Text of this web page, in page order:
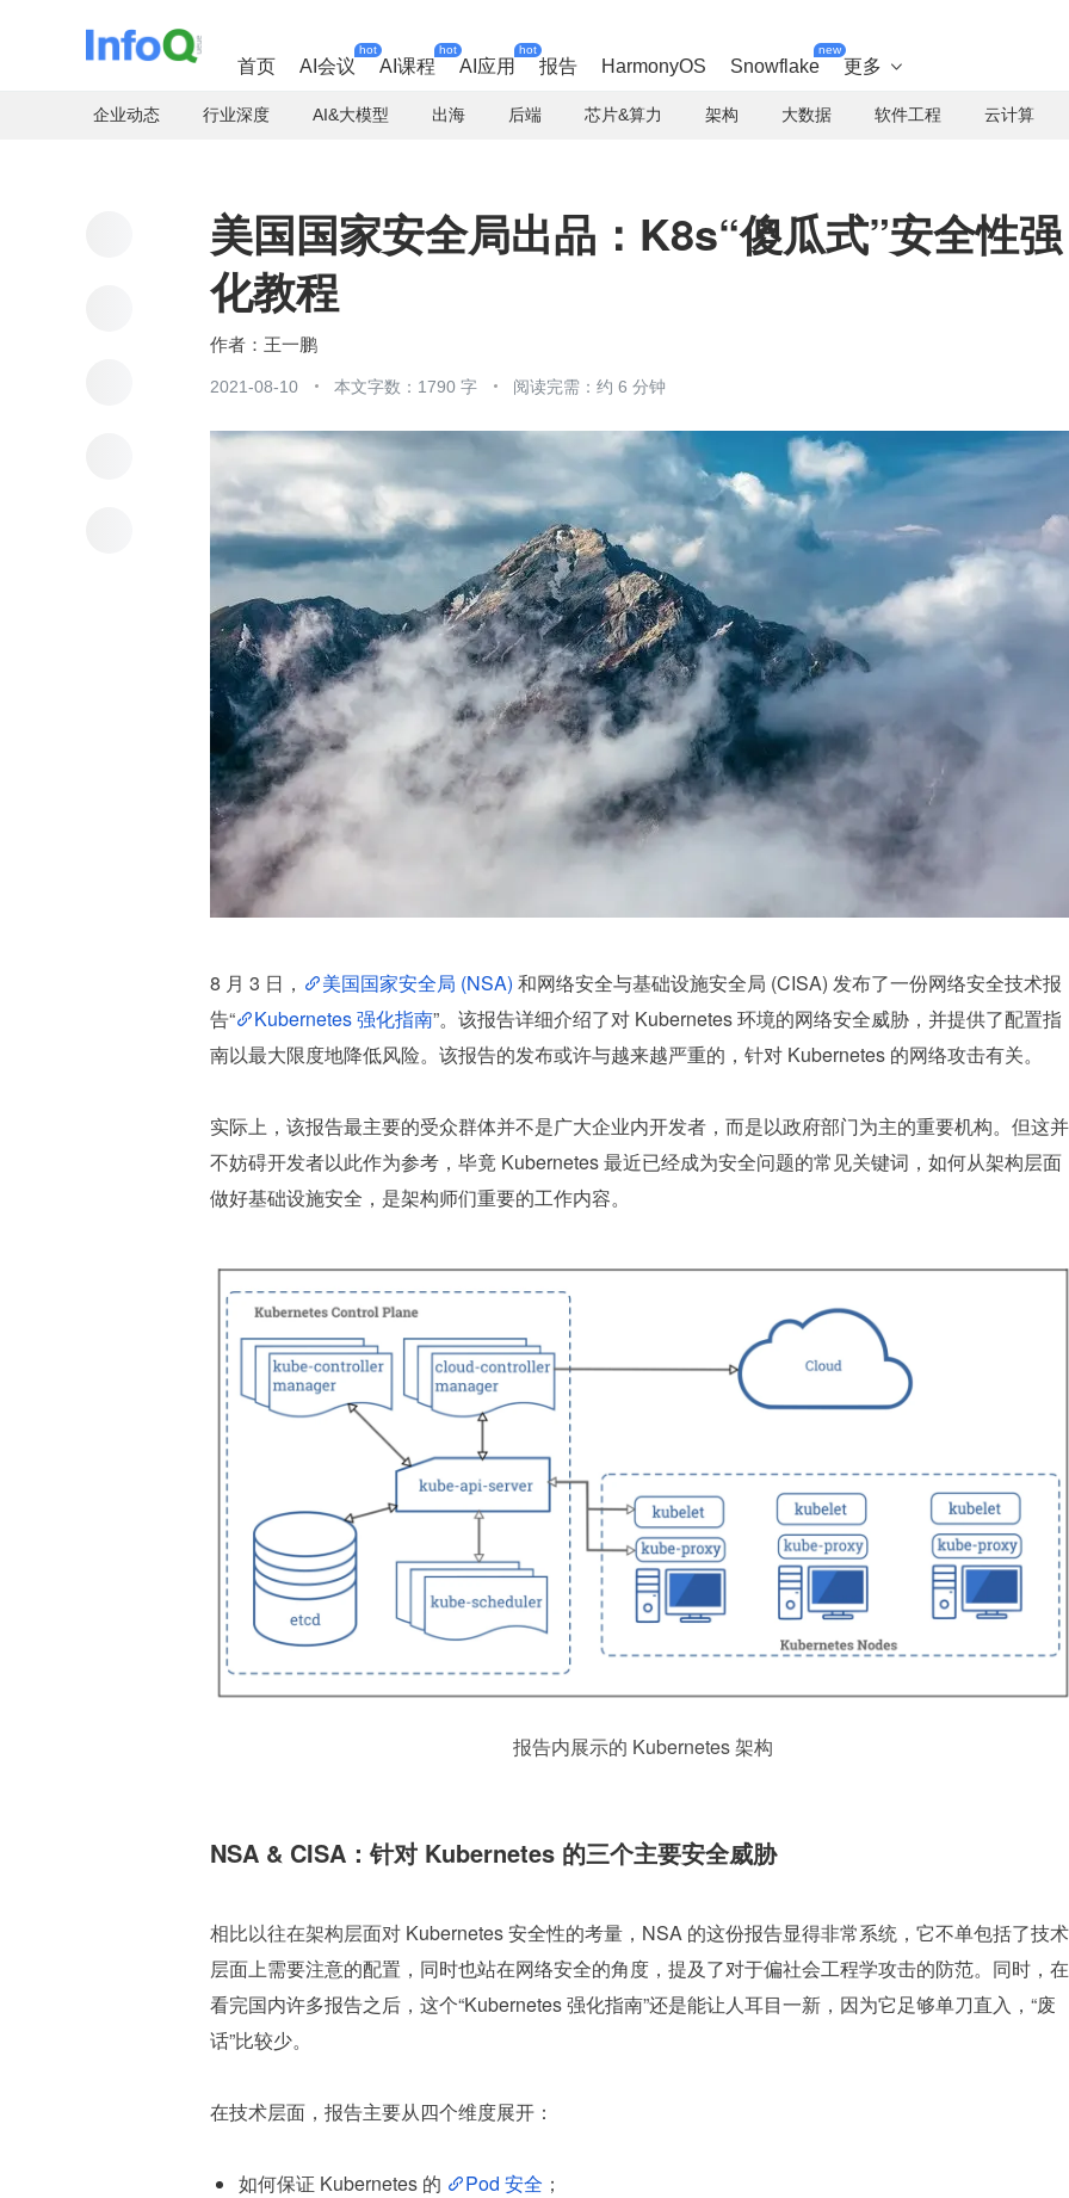
首页 AI会议
hot
AI课程
hot
AI应用
hot
报告 HarmonyOS Snowflake
new
更多 
企业动态 行业深度 AI&大模型 出海 后端 芯片&算力 架构 大数据 软件工程 云计算
美国国家安全局出品：K8s“傻瓜式”安全性强
化教程
王一鹏
2021-08-10 本文字数：1790 字 阅读完需：约 6 分钟
8 月 3 日， 美国国家安全局 (NSA) 和网络安全与基础设施安全局 (CISA) 发布了一份网络安全技术报
告“
Kubernetes 强化指南”。该报告详细介绍了对 Kubernetes 环境的网络安全威胁，并提供了配置指
南以最大限度地降低风险。该报告的发布或许与越来越严重的，针对 Kubernetes 的网络攻击有关。
实际上，该报告最主要的受众群体并不是广大企业内开发者，而是以政府部门为主的重要机构。但这并
不妨碍开发者以此作为参考，毕竟 Kubernetes 最近已经成为安全问题的常见关键词，如何从架构层面
做好基础设施安全，是架构师们重要的工作内容。
报告内展示的 Kubernetes 架构
NSA & CISA：针对 Kubernetes 的三个主要安全威胁
相比以往在架构层面对 Kubernetes 安全性的考量，NSA 的这份报告显得非常系统，它不单包括了技术
层面上需要注意的配置，同时也站在网络安全的角度，提及了对于偏社会工程学攻击的防范。同时，在
看完国内许多报告之后，这个“Kubernetes 强化指南”还是能让人耳目一新，因为它足够单刀直入，“废
话”比较少。
在技术层面，报告主要从四个维度展开：
如何保证 Kubernetes 的 Pod 安全 ；